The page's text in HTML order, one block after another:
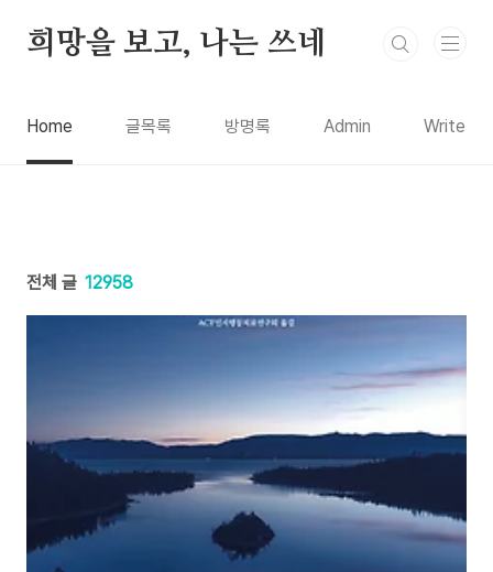
희망을 보고, 나는 쓰네
Home 글목록 방명록 Admin Write
전체 글 12958